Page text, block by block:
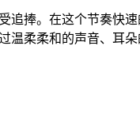
捧。在这个节奏快
柔柔和的声音、耳